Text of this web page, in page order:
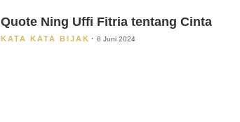
Quote Ning Uffi Fitria tentang Cinta
KATA KATA BIJAK 8 Juni 2024